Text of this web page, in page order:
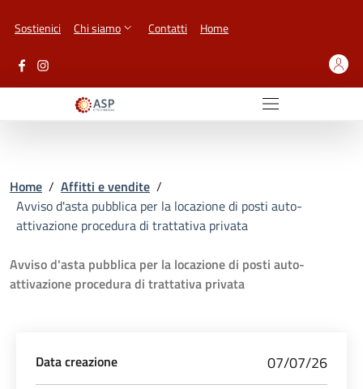
Sostienici Chi siamo Contatti Home
Home / Affitti e vendite /
Avviso d'asta pubblica per la locazione di posti auto-
attivazione procedura di trattativa privata
Avviso d'asta pubblica per la locazione di posti auto-
attivazione procedura di trattativa privata
Data creazione 07/07/26